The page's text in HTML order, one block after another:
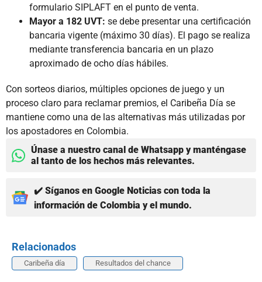
formulario SIPLAFT en el punto de venta.
Mayor a 182 UVT: se debe presentar una certificación
bancaria vigente (máximo 30 días). El pago se realiza
mediante transferencia bancaria en un plazo
aproximado de ocho días hábiles.
Con sorteos diarios, múltiples opciones de juego y un
proceso claro para reclamar premios, el Caribeña Día se
mantiene como una de las alternativas más utilizadas por
los apostadores en Colombia.
Únase a nuestro canal de Whatsapp y manténgase
al tanto de los hechos más relevantes.
✔️ Síganos en Google Noticias con toda la
información de Colombia y el mundo.
Relacionados
Caribeña día Resultados del chance